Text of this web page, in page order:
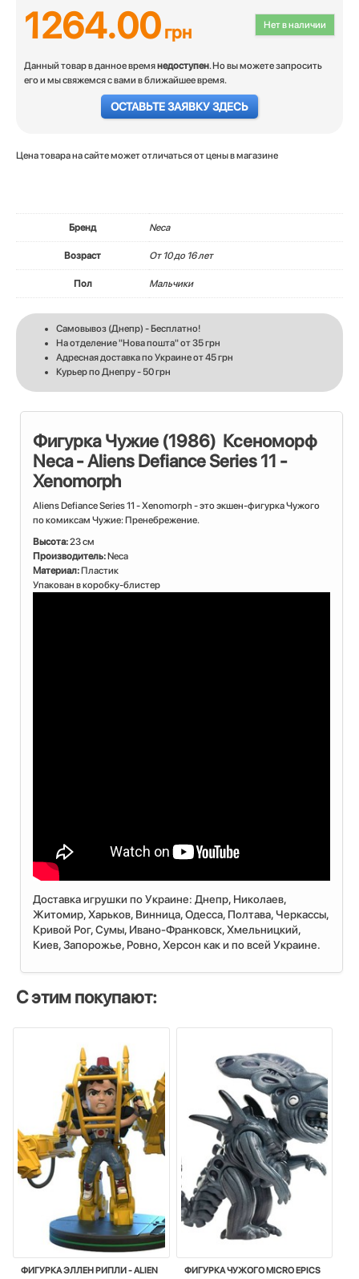
Нет в наличии
1264.00грн
Данный товар в данное времянедоступен. Но вы можете запросить
его и мы свяжемся с вами в ближайшее время.
ОСТАВЬТЕ ЗАЯВКУ ЗДЕСЬ
Цена товара на сайте может отличаться от цены в магазине
Бренд Neca
Возраст От 10 до 16 лет
Пол Мальчики
Самовывоз (Днепр) - Бесплатно!
На отделение "Нова пошта" от 35 грн
Адресная доставка по Украине от 45 грн
Курьер по Днепру - 50 грн
Фигурка Чужие (1986) Ксеноморф
Neca - Aliens Defiance Series 11 -
Xenomorph
Aliens Defiance Series 11 - Xenomorph - это экшен-фигурка Чужого
по комиксам Чужие: Пренебрежение.
Высота:23 см
Производитель:Neca
Материал: Пластик
Упакован в коробку-блистер
Доставка игрушки по Украине: Днепр, Николаев,
Житомир, Харьков, Винница, Одесса, Полтава, Черкассы,
Кривой Рог, Сумы, Ивано-Франковск, Хмельницкий,
Киев, Запорожье, Ровно, Херсон как и по всей Украине.
С этим покупают:
ФИГУРКА ЭЛЛЕН РИПЛИ - ALIEN
ФИГУРКА ЧУЖОГО MICRO EPICS